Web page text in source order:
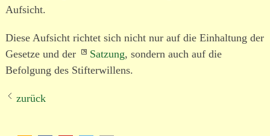
Aufsicht.
Diese Aufsicht richtet sich nicht nur auf die Einhaltung der
Gesetze und der
Satzung, sondern auch auf die
Befolgung des Stifterwillens.
zurück